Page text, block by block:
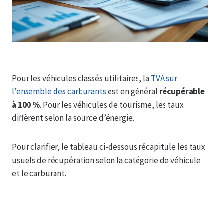
Pour les véhicules classés utilitaires, laTVA sur
l’ensemble des carburantsest en général récupérable
à 100 %. Pour les véhicules de tourisme, les taux
diffèrent selon la source d’énergie.
Pour clarifier, le tableau ci-dessous récapitule les taux
usuels de récupération selon la catégorie de véhicule
et le carburant.